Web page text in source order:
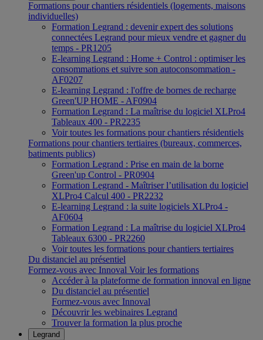
Formations pour chantiers résidentiels (logements, maisons
individuelles)
Formation Legrand : devenir expert des solutions
connectées Legrand pour mieux vendre et gagner du
temps - PR1205
E-learning Legrand : Home + Control : optimiser les
consommations et suivre son autoconsommation -
AF0207
E-learning Legrand : l'offre de bornes de recharge
Green'UP HOME - AF0904
Formation Legrand : La maîtrise du logiciel XLPro4
Tableaux 400 - PR2235
Voir toutes les formations pour chantiers résidentiels
Formations pour chantiers tertiaires (bureaux, commerces,
batiments publics)
Formation Legrand : Prise en main de la borne
Green'up Control - PR0904
Formation Legrand - Maîtriser l’utilisation du logiciel
XLPro4 Calcul 400 - PR2232
E-learning Legrand : la suite logiciels XLPro4 -
AF0604
Formation Legrand : La maîtrise du logiciel XLPro4
Tableaux 6300 - PR2260
Voir toutes les formations pour chantiers tertiaires
Du distanciel au présentiel
Formez-vous avec Innoval Voir les formations
Accéder à la plateforme de formation innoval en ligne
Du distanciel au présentiel
Formez-vous avec Innoval
Découvrir les webinaires Legrand
Trouver la formation la plus proche
Legrand